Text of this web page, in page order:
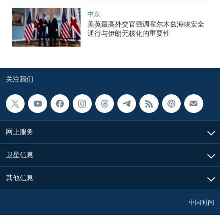
中东
美英最高外交官强调霍尔木兹海峡安全
通行与伊朗无核化的重要性
关注我们
网上服务
卫星信息
其他信息
中国时间